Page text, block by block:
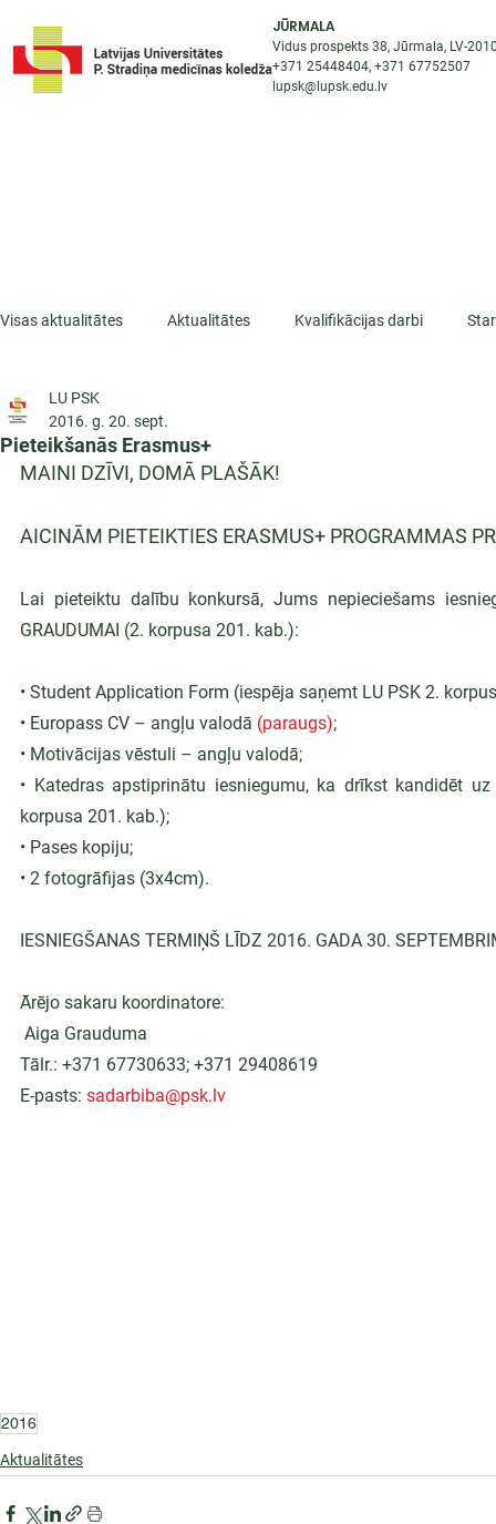
JŪRMALA
Vidus prospekts 38, Jūrmala, LV-
+371 25448404, +371 67752507
lupsk@lupsk.edu.lv
Visas aktualitātes Aktualitātes Kvalifikācijas darbi
ESF projekti
Pieteikšanās Erasmus+
LU PSK
2016. g. 20. sept.
MAINI DZĪVI, DOMĀ PLAŠĀK!
AICINĀM PIETEIKTIES ERASMUS+ PROGRAMMAS
Lai pieteiktu dalību konkursā, Jums nepieciešams
GRAUDUMAI (2. korpusa 201. kab.):
• Student Application Form (iespēja saņemt LU PSK 2.
• Europass CV – angļu valodā (paraugs);
• Motivācijas vēstuli – angļu valodā;
• Katedras apstiprinātu iesniegumu, ka drīkst kandidēt
korpusa 201. kab.);
• Pases kopiju;
• 2 fotogrāfijas (3x4cm).
IESNIEGŠANAS TERMIŅŠ LĪDZ 2016. GADA 30.
Ārējo sakaru koordinatore:
Aiga Grauduma
Tālr.: +371 67730633; +371 29408619
E-pasts: sadarbiba@psk.lv
2016
Aktualitātes